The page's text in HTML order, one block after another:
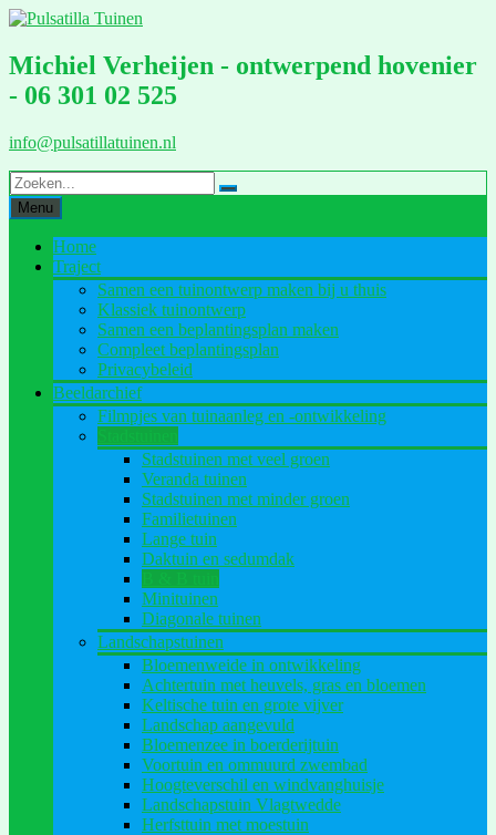
Ga
de
inhoud
Michiel Verheijen - ontwerpend hovenier
- 06 301 02 525
info@pulsatillatuinen.nl
Menu
Home
Traject
Samen een tuinontwerp maken bij u thuis
Klassiek tuinontwerp
Samen een beplantingsplan maken
Compleet beplantingsplan
Privacybeleid
Beeldarchief
Filmpjes van tuinaanleg en -ontwikkeling
Stadstuinen met veel groen
Veranda tuinen
Stadstuinen met minder groen
Familietuinen
Lange tuin
Daktuin en sedumdak
Minituinen
Diagonale tuinen
Landschapstuinen
Bloemenweide in ontwikkeling
Achtertuin met heuvels, gras en bloemen
Keltische tuin en grote vijver
Landschap aangevuld
Bloemenzee in boerderijtuin
Voortuin en ommuurd zwembad
Hoogteverschil en windvanghuisje
Landschapstuin Vlagtwedde
Herfsttuin met moestuin